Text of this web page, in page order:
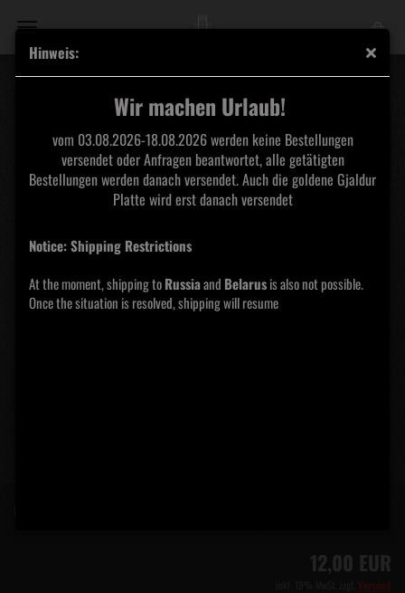
Hinweis:
Wir machen Urlaub!
vom 03.08.2026-18.08.2026 werden keine Bestellungen
versendet oder Anfragen beantwortet, alle getätigten
Bestellungen werden danach versendet. Auch die goldene Gjaldur
Platte wird erst danach versendet
Notice: Shipping Restrictions
At the moment, shipping toRussiaand Belarusis also not possible.
Once the situation is resolved, shipping will resume
12,00 EUR
Versand